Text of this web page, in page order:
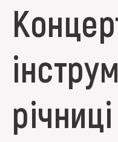
Козак Мамай,
ТА